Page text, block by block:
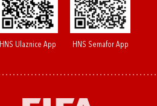
HNS Ulaznice App HNS Semafor App